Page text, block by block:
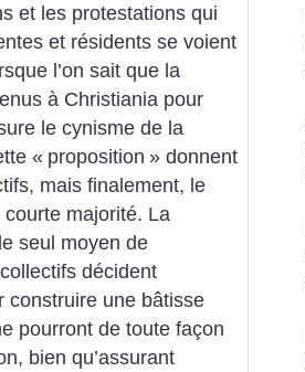
et les protestations qui
et résidents se voient
l’on sait que la
à Christiania pour
le cynisme de la
« proposition » donnent
mais finalement, le
courte majorité. La
seul moyen de
décident
construire une bâtisse
pourront de toute façon
bien qu’assurant